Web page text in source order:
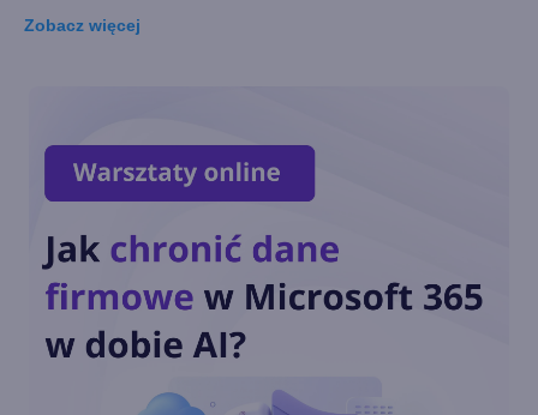
Windows 7 w 2024 roku
Windows 7/8/8.1
Zobacz więcej